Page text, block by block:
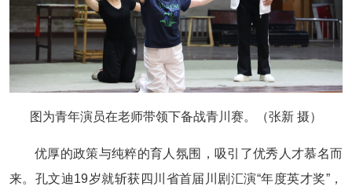
图为青年演员在老师带领下备战青川赛。（张新 摄）
优厚的政策与纯粹的育人氛围，吸引了优秀人才慕名而
来。孔文迪19岁就斩获四川省首届川剧汇演“年度英才奖”，